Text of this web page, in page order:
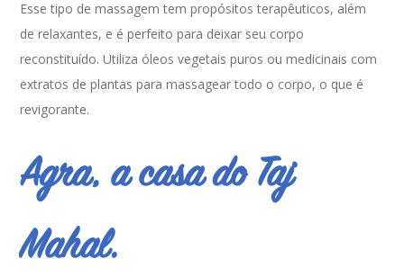
Esse tipo de massagem tem propósitos terapêuticos, além
de relaxantes, e é perfeito para deixar seu corpo
reconstituído. Utiliza óleos vegetais puros ou medicinais com
extratos de plantas para massagear todo o corpo, o que é
revigorante.
Agra, a casa do Taj
Mahal.